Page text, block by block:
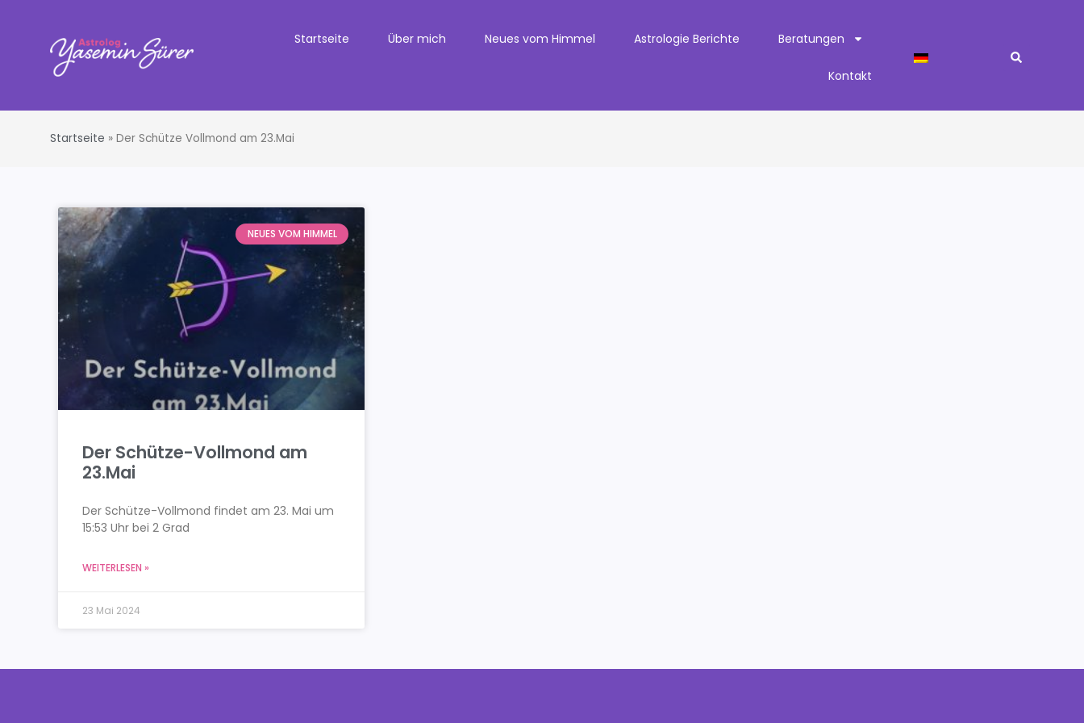
Startseite Über mich Neues vom Himmel Astrologie Berichte Beratungen
Kontakt
Startseite » Der Schütze Vollmond am 23.Mai
NEUES VOM HIMMEL
Der Schütze-Vollmond am
23.Mai
Der Schütze-Vollmond findet am 23. Mai um
15:53 Uhr bei 2 Grad
WEITERLESEN »
23 Mai 2024